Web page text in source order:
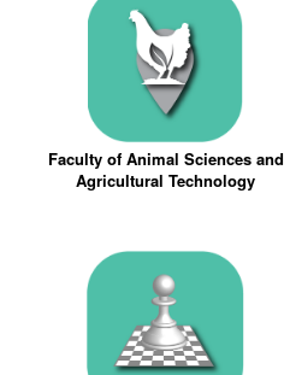
Faculty of Animal Sciences and
Agricultural Technology